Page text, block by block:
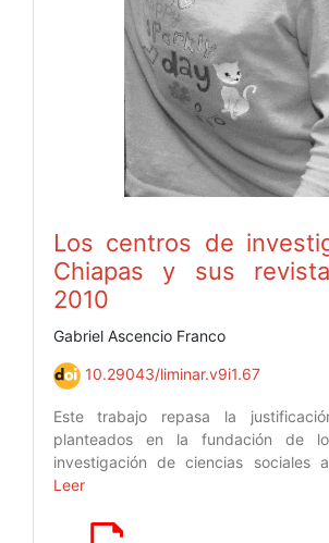
Los centros de
Chiapas y sus
2010
Gabriel Ascencio Franco
10.29043/liminar.v9i1.67
Este trabajo repasa la
planteados en la fundación de
investigación de ciencias sociales
Leer